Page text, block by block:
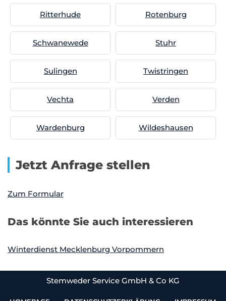
Ritterhude Rotenburg
Schwanewede Stuhr
Sulingen Twistringen
Vechta Verden
Wardenburg Wildeshausen
Jetzt Anfrage stellen
Zum Formular
Das könnte Sie auch interessieren
Winterdienst Mecklenburg Vorpommern
Stemweder Service GmbH & Co KG